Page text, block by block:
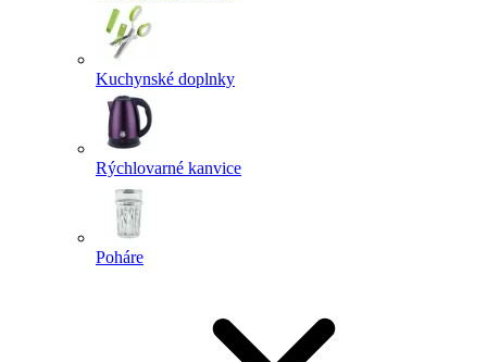
Kuchynské doplnky
Rýchlovarné kanvice
Poháre